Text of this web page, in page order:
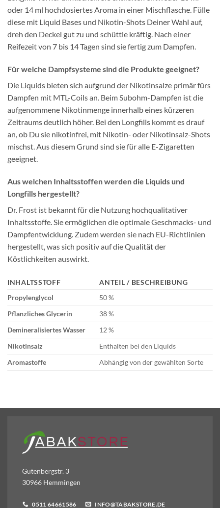
oder 14 ml hochdosiertes Aroma in einer Mischflasche. Fülle
diese mit Liquid Bases und Nikotin-Shots Deiner Wahl auf,
dreh den Deckel gut zu und schüttle kräftig. Nach einer
Reifezeit von 7 bis 14 Tagen sind sie fertig zum Dampfen.
Für welche Dampfsysteme sind die Produkte geeignet?
Die Liquids bieten sich aufgrund der Nikotinsalze primär fürs
Dampfen mit MTL-Coils an. Beim Subohm-Dampfen ist die
aufgenommene Nikotinmenge innerhalb eines kürzeren
Zeitraums deutlich höher. Bei den Longfills kommt es drauf
an, ob Du sie nikotinfrei, mit Nikotin- oder Nikotinsalz-Shots
mischst. Aus diesem Grund sind sie für alle E-Zigaretten
geeignet.
Aus welchen Inhaltsstoffen werden die Liquids und
Longfills hergestellt?
Dr. Frost ist bekannt für die Nutzung hochqualitativer
Inhaltsstoffe. Sie ermöglichen die optimale Geschmacks- und
Dampfentwicklung. Zudem werden sie nach EU-Richtlinien
hergestellt, was sich positiv auf die Qualität der
Köstlichkeiten auswirkt.
INHALTSSTOFF
ANTEIL / BESCHREIBUNG
Propylenglycol
50 %
Pflanzliches Glycerin
38 %
Demineralisiertes Wasser
12 %
Nikotinsalz
Enthalten bei den Liquids
Aromastoffe
Abhängig von der gewählten Sorte
Gutenbergstr. 3
30966 Hemmingen
0511 64661586 INFO@TABAKSTORE.DE